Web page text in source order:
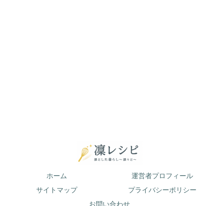
ホーム
運営者プロフィール
サイトマップ
プライバシーポリシー
お問い合わせ